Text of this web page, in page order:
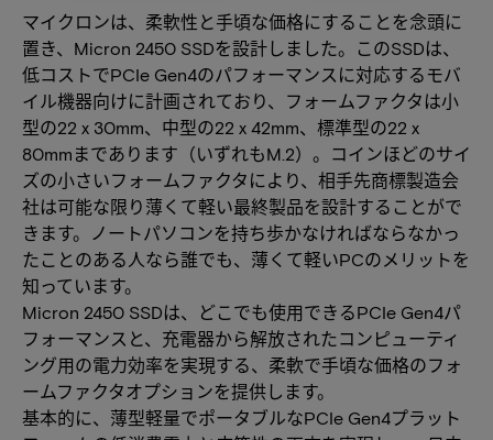
マイクロンは、柔軟性と手頃な価格にすることを念頭に
置き、Micron 2450 SSDを設計しました。このSSDは、
低コストでPCIe Gen4のパフォーマンスに対応するモバ
イル機器向けに計画されており、フォームファクタは小
型の22 x 30mm、中型の22 x 42mm、標準型の22 x
80mmまであります（いずれもM.2）。コインほどのサイ
ズの小さいフォームファクタにより、相手先商標製造会
社は可能な限り薄くて軽い最終製品を設計することがで
きます。ノートパソコンを持ち歩かなければならなかっ
たことのある人なら誰でも、薄くて軽いPCのメリットを
知っています。
Micron 2450 SSDは、どこでも使用できるPCIe Gen4パ
フォーマンスと、充電器から解放されたコンピューティ
ング用の電力効率を実現する、柔軟で手頃な価格のフォ
ームファクタオプションを提供します。
基本的に、薄型軽量でポータブルなPCIe Gen4プラット